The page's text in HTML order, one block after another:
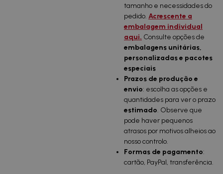
tamanho e necessidades do
pedido. Acrescente a
embalagem individual
aqui. Consulte opções de
embalagens unitárias,
personalizadas e pacotes
especiais
Prazos de produção e
envio: escolha as opções e
quantidades para ver o prazo
estimado. Observe que
pode haver pequenos
atrasos por motivos alheios ao
nosso controlo.
Formas de pagamento:
cartão, PayPal, transferência.